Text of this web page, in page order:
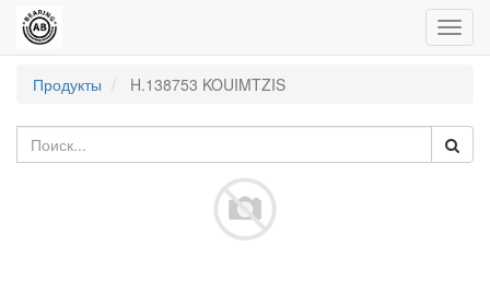
Продукты
H.138753 KOUIMTZIS